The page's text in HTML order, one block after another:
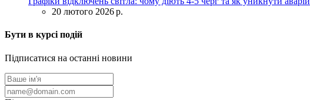
20 лютого 2026 р.
Бути в курсі подій
Підписатися на останні новини